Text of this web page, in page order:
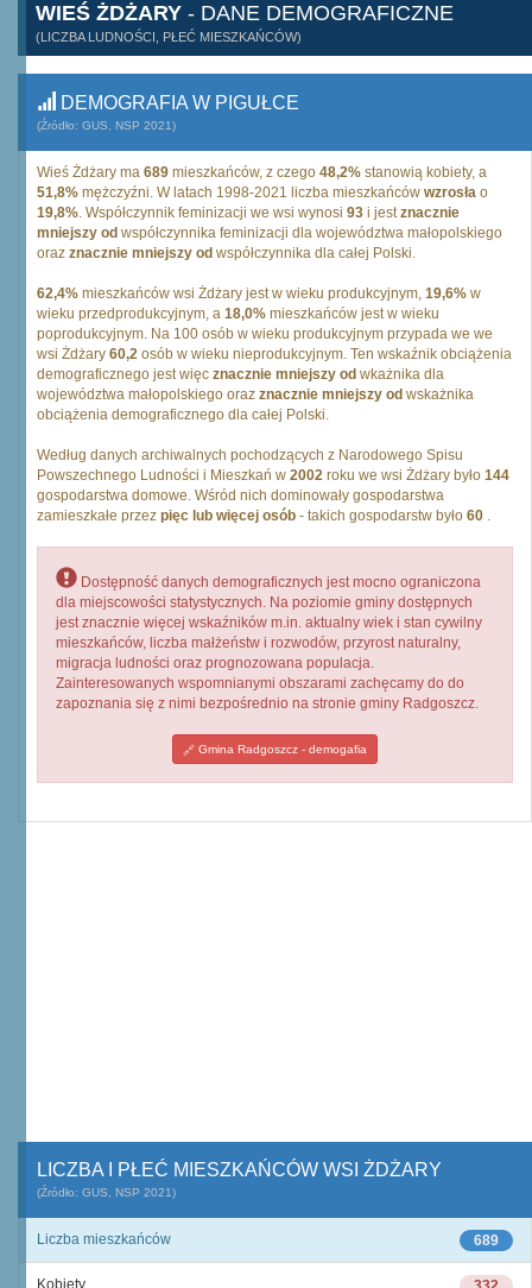
WIEŚ ŻDŻARY - DANE DEMOGRAFICZNE
(LICZBA LUDNOŚCI, PŁEĆ MIESZKAŃCÓW)
DEMOGRAFIA W PIGUŁCE
(Źródło: GUS, NSP 2021)
Wieś Żdżary ma 689 mieszkańców, z czego 48,2% stanowią kobiety, a
51,8% mężczyźni. W latach 1998-2021 liczba mieszkańców wzrosła o
19,8%. Współczynnik feminizacji we wsi wynosi 93 i jestznacznie
mniejszy od współczynnika feminizacji dla województwa małopolskiego
oraz znacznie mniejszy od współczynnika dla całej Polski.
62,4% mieszkańców wsi Żdżary jest w wieku produkcyjnym, 19,6% w
wieku przedprodukcyjnym, a 18,0% mieszkańców jest w wieku
poprodukcyjnym. Na 100 osób w wieku produkcyjnym przypada we we
wsi Żdżary 60,2 osób w wieku nieprodukcyjnym. Ten wskaźnik obciążenia
demograficznego jest więc znacznie mniejszy od wkażnika dla
województwa małopolskiego oraz znacznie mniejszy od wskażnika
obciążenia demograficznego dla całej Polski.
Według danych archiwalnych pochodzących z Narodowego Spisu
Powszechnego Ludności i Mieszkań w 2002 roku we wsi Żdżary było 144
gospodarstwa domowe. Wśród nich dominowały gospodarstwa
zamieszkałe przez pięc lub więcej osób - takich gospodarstw było 60 .
Dostępność danych demograficznych jest mocno ograniczona
dla miejscowości statystycznych. Na poziomie gminy dostępnych
jest znacznie więcej wskaźników m.in. aktualny wiek i stan cywilny
mieszkańców, liczba małżeństw i rozwodów, przyrost naturalny,
migracja ludności oraz prognozowana populacja.
Zainteresowanych wspomnianymi obszarami zachęcamy do do
zapoznania się z nimi bezpośrednio na stronie gminy Radgoszcz.
Gmina Radgoszcz - demogafia
LICZBA I PŁEĆ MIESZKAŃCÓW WSI ŻDŻARY
(Źródło: GUS, NSP 2021)
689
Liczba mieszkańców
Kobiety